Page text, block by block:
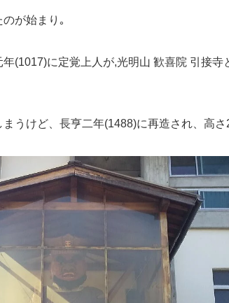
が始まり｡
(1017)に定覚上人が,光明山 歓喜院 引接寺
うけど、長亨二年(1488)に再造され、高